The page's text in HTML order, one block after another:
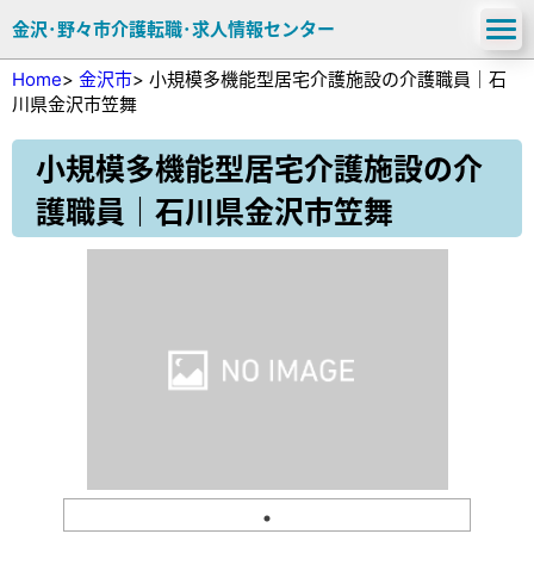
金沢･野々市介護転職･求人情報センター
Home> 金沢市> 小規模多機能型居宅介護施設の介護職員｜石
川県金沢市笠舞
小規模多機能型居宅介護施設の介
護職員｜石川県金沢市笠舞